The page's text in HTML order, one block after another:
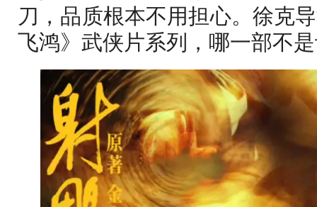
刀，品质根本不用担心。徐克
飞鸿》武侠片系列，哪一部不